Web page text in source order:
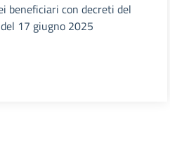
beneficiari con decreti del
17 giugno 2025